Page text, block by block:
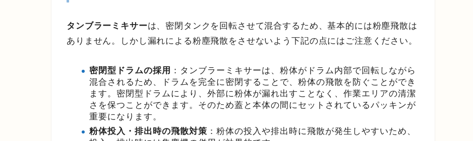
タンブラーミキサーは、密閉タンクを回転させて混合するため、基本的には粉塵飛散は
ありません。しかし漏れによる粉塵飛散をさせないよう下記の点にはご注意ください。
密閉型ドラムの採用 ：タンブラーミキサーは、粉体がドラム内部で回転しながら
混合されるため、ドラムを完全に密閉することで、粉体の飛散を防ぐことができ
ます。密閉型ドラムにより、外部に粉体が漏れ出すことなく、作業エリアの清潔
さを保つことができます。そのため蓋と本体の間にセットされているパッキンが
重要になります。
粉体投入・排出時の飛散対策 ：粉体の投入や排出時に飛散が発生しやすいため、